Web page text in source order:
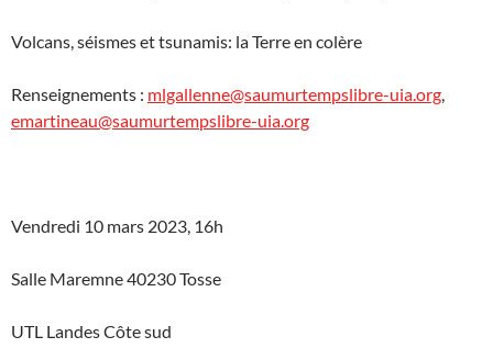
Volcans, séismes et tsunamis: la Terre en colère
Renseignements : mlgallenne@saumurtempslibre-uia.org
emartineau@saumurtempslibre-uia.org
Vendredi 10 mars 2023, 16h
Salle Maremne 40230 Tosse
UTL Landes Côte sud